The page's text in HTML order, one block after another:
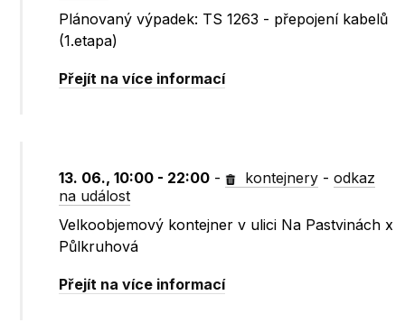
Plánovaný výpadek: TS 1263 - přepojení kabelů
(1.etapa)
Přejít na více informací
13. 06., 10:00 - 22:00 - kontejnery -odkaz
na událost
Velkoobjemový kontejner v ulici Na Pastvinách x
Půlkruhová
Přejít na více informací